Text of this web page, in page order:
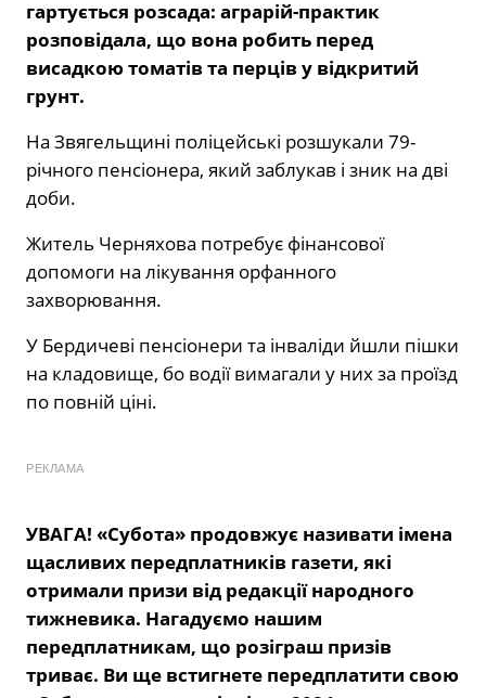
гартується розсада: аграрій-практик
розповідала, що вона робить перед
висадкою томатів та перців у відкритий
грунт.
На Звягельщині поліцейські розшукали 79-
річного пенсіонера, який заблукав і зник на дві
доби.
Житель Черняхова потребує фінансової
допомоги на лікування орфанного
захворювання.
У Бердичеві пенсіонери та інваліди йшли пішки
на кладовище, бо водії вимагали у них за проїзд
по повній ціні.
РЕКЛАМА
УВАГА! «Субота» продовжує називати імена
щасливих передплатників газети, які
отримали призи від редакції народного
тижневика. Нагадуємо нашим
передплатникам, що розіграш призів
триває. Ви ще встигнете передплатити свою